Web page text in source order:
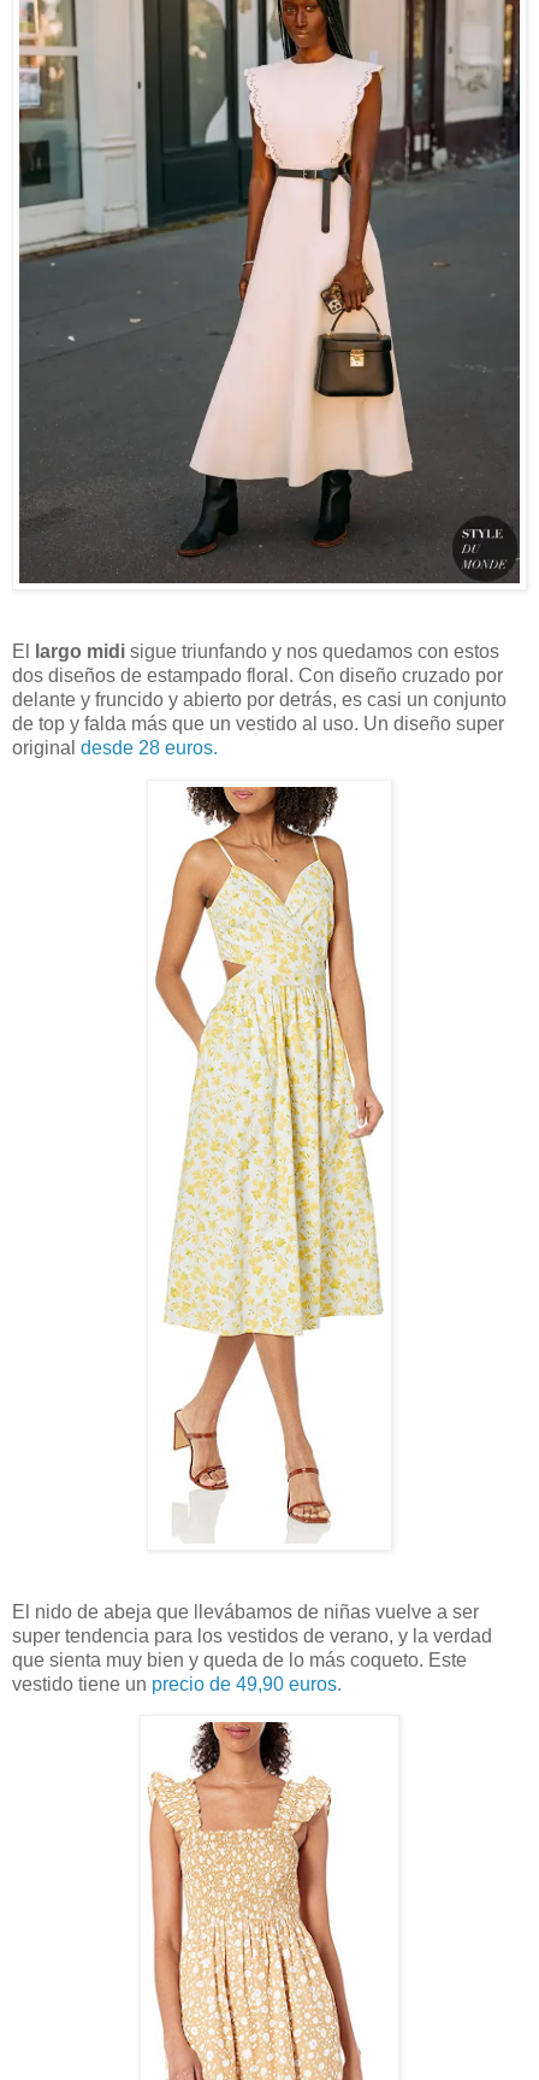
El largo midi sigue triunfando y nos quedamos con estos
dos diseños de estampado floral. Con diseño cruzado por
delante y fruncido y abierto por detrás, es casi un conjunto
de top y falda más que un vestido al uso. Un diseño super
original desde 28 euros.
El nido de abeja que llevábamos de niñas vuelve a ser
super tendencia para los vestidos de verano, y la verdad
que sienta muy bien y queda de lo más coqueto. Este
vestido tiene un precio de 49,90 euros.